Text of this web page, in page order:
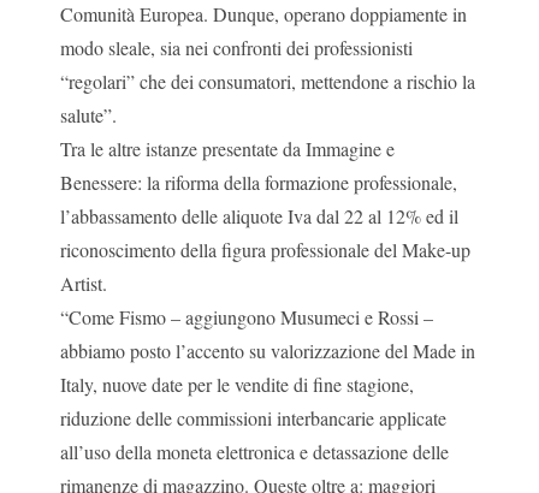
Comunità Europea. Dunque, operano doppiamente in
modo sleale, sia nei confronti dei professionisti
“regolari” che dei consumatori, mettendone a rischio la
salute”.
Tra le altre istanze presentate da Immagine e
Benessere: la riforma della formazione professionale,
l’abbassamento delle aliquote Iva dal 22 al 12% ed il
riconoscimento della figura professionale del Make-up
Artist.
“Come Fismo – aggiungono Musumeci e Rossi –
abbiamo posto l’accento su valorizzazione del Made in
Italy, nuove date per le vendite di fine stagione,
riduzione delle commissioni interbancarie applicate
all’uso della moneta elettronica e detassazione delle
rimanenze di magazzino. Queste oltre a: maggiori